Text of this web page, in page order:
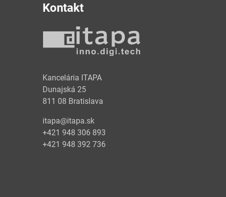
Kontakt
Kancelária ITAPA
Dunajská 25
811 08 Bratislava
itapa@itapa.sk
+421 948 306 893
+421 948 392 736